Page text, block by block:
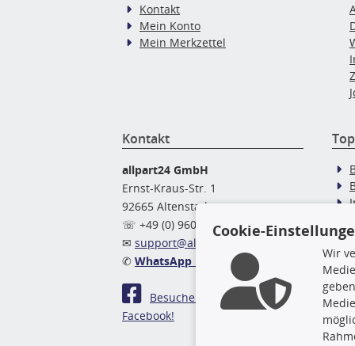
Kontakt
Mein Konto
Mein Merkzettel
Kontakt
allpart24 GmbH
Ernst-Kraus-Str. 1
92665 Altenstadt
☏ +49 (0) 9602 / 9 42 49 46
✉ support@allpart24.de
✆ WhatsApp Nachricht
Besuchen Sie uns auf
Facebook!
Cookie-
Wir